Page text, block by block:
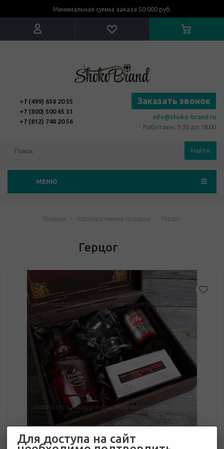
Минимальная сумма заказа 50 000 руб.
+7 (499) 638 20 55
+7 (800) 500 65 31
+7 (812) 748 20 56
Заказать звонок
info@shoko-brand.ru
Работаем: 9.30 до 18.00
Найти
МЕНЮ
Главная - Корпоративные подарки - Герцог
Герцог
Для доступа на сайт